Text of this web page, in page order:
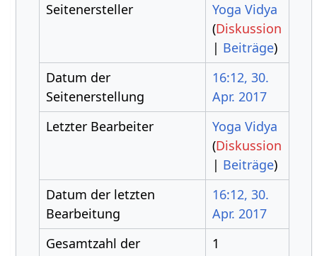
Seitenersteller
Yoga Vidya
(Diskussion
| Beiträge)
Datum der
Seitenerstellung
16:12, 30.
Apr. 2017
Letzter Bearbeiter
Yoga Vidya
(Diskussion
| Beiträge)
Datum der letzten
Bearbeitung
16:12, 30.
Apr. 2017
Gesamtzahl der
1